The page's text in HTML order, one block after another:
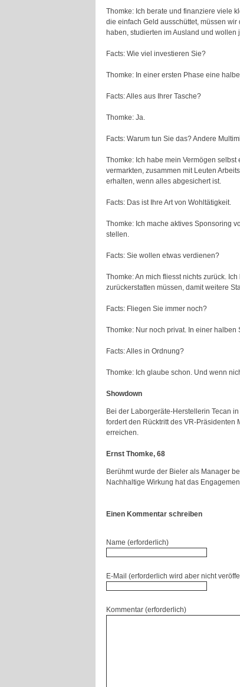
Thomke: Ich berate und finanziere viele
die einfach Geld ausschüttet, müssen
haben, studierten im Ausland und
Facts: Wie viel investieren Sie?
Thomke: In einer ersten Phase eine
Facts: Alles aus Ihrer Tasche?
Thomke: Ja.
Facts: Warum tun Sie das? Andere
Thomke: Ich habe mein Vermögen
vermarkten, zusammen mit Leuten
erhalten, wenn alles abgesichert ist.
Facts: Das ist Ihre Art von Wohltätigkeit.
Thomke: Ich mache aktives Sponsoring
stellen.
Facts: Sie wollen etwas verdienen?
Thomke: An mich fliesst nichts zurück.
zurückerstatten müssen, damit weitere
Facts: Fliegen Sie immer noch?
Thomke: Nur noch privat. In einer
Facts: Alles in Ordnung?
Thomke: Ich glaube schon. Und wenn
Showdown
Bei der Laborgeräte-Herstellerin Tecan
fordert den Rücktritt des VR-Präsidenten
erreichen.
Ernst Thomke, 68
Berühmt wurde der Bieler als Manager
Nachhaltige Wirkung hat das
Einen Kommentar schreiben
Name (erforderlich)
E-Mail (erforderlich wird aber nicht
Kommentar (erforderlich)